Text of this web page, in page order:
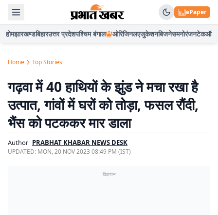
ePaper
होमझारखण्डबिहारउत्तर प्रदेशपश्चिम बंगाल ओरिजिनलएजुकेशनबिजनेसमनोरंजनटेकऑटो
Home Top Stories
गढ़वा में 40 हाथियों के झुंड ने मचा रखा है
उत्पात, गांवों में घरों को तोड़ा, फसल रौंदी,
भैंस को पटककर मार डाला
Author PRABHAT KHABAR NEWS DESK
UPDATED: MON, 20 NOV 2023 08:49 PM (IST)
विज्ञापन